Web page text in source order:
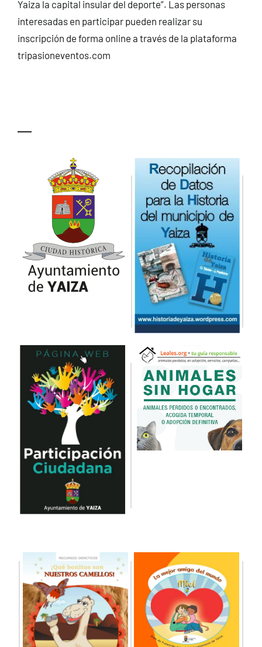
Yaiza la capital insular del deporte”. Las personas
interesadas en participar pueden realizar su
inscripción de forma online a través de la plataforma
tripasioneventos.com
—